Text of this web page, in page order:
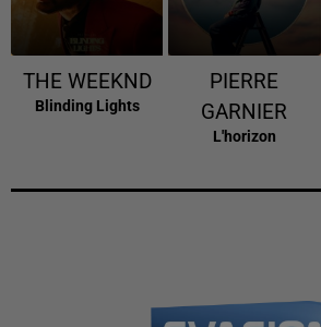
THE WEEKND
Blinding Lights
PIERRE
GARNIER
L'horizon